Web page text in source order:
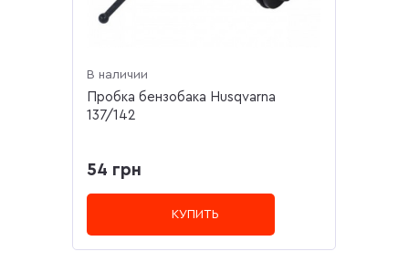
В наличии
Пробка бензобака Husqvarna
137/142
54 грн
КУПИТЬ